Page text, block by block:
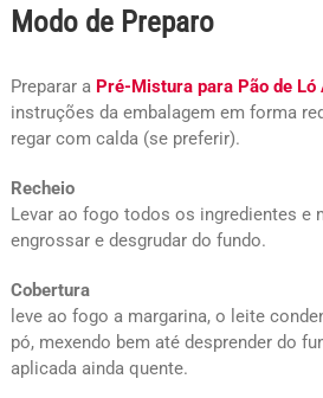
Modo de Preparo
Preparar a Pré-Mistura para Pão de
instruções da embalagem em forma
regar com calda (se preferir).
Recheio
Levar ao fogo todos os ingredientes e
engrossar e desgrudar do fundo.
Cobertura
leve ao fogo a margarina, o leite
pó, mexendo bem até desprender do
aplicada ainda quente.